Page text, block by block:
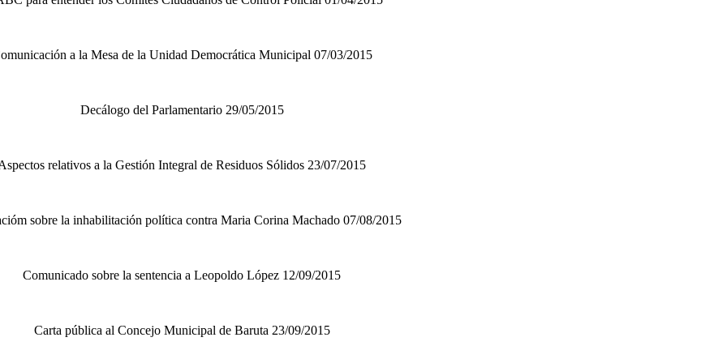
a la Mesa de la Unidad Democrática Municipal 07/03/2015
Decálogo del Parlamentario 29/05/2015
relativos a la Gestión Integral de Residuos Sólidos 23/07/2015
sobre la inhabilitación política contra Maria Corina Machado 07/08/2015
Comunicado sobre la sentencia a Leopoldo López 12/09/2015
Carta pública al Concejo Municipal de Baruta 23/09/2015